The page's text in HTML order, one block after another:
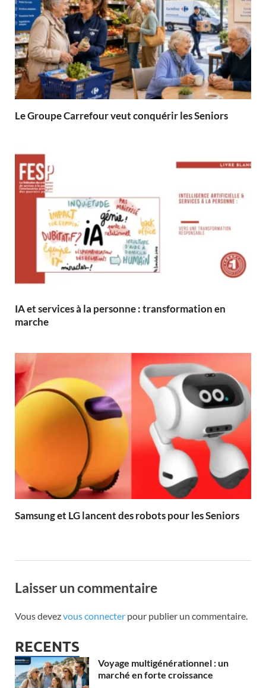
Le Groupe Carrefour veut conquérir les Seniors
IA et services à la personne : transformation en
marche
Samsung et LG lancent des robots pour les Seniors
Laisser un commentaire
Vous devezvous connecter pour publier un commentaire.
RECENTS
Voyage multigénérationnel : un
marché en forte croissance